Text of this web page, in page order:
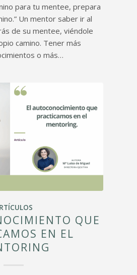
para tu mentee, prepara
Un mentor saber ir al
de su mentee, viéndole
camino. Tener más
o más…
QUE
EN EL